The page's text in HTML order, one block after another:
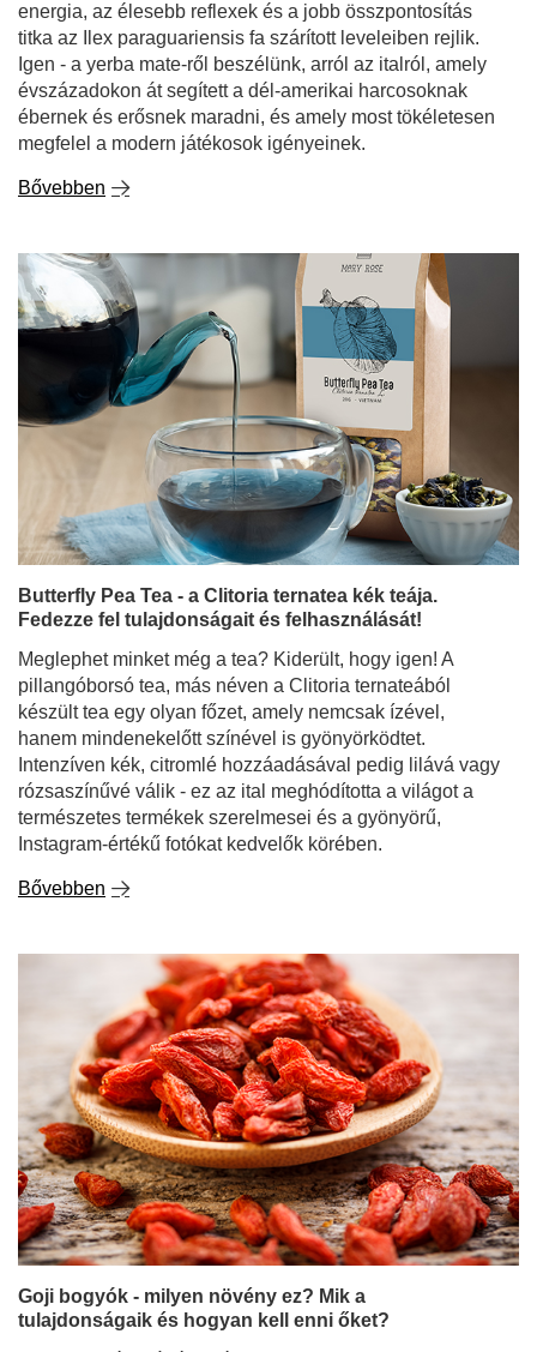
Butterfly Pea Tea - a Clitoria ternatea kék teája.
Fedezze fel tulajdonságait és felhasználását!
Meglephet minket még a tea? Kiderült, hogy igen! A
pillangóborsó tea, más néven a Clitoria ternateából
készült tea egy olyan főzet, amely nemcsak ízével,
hanem mindenekelőtt színével is gyönyörködtet.
rózsaszínűvé válik - ez az ital meghódította a világot a
természetes termékek szerelmesei és a gyönyörű,
Instagram-értékű fotókat kedvelők körében.
Bővebben
Goji bogyók - milyen növény ez? Mik a
tulajdonságaik és hogyan kell enni őket?
A goji bogyók már évek óta nagy port kavarnak a
természetes szuperélelmiszerek és az egészséges
táplálkozás világában. Ezek az apró, piros gyümölcsök
lenyűgöző mennyiségű vitamint, ásványi anyagot és
van - édes és fanyar, egy csipetnyi savanyúsággal.
Érdekes, hogy míg Európában leggyakrabban szárított